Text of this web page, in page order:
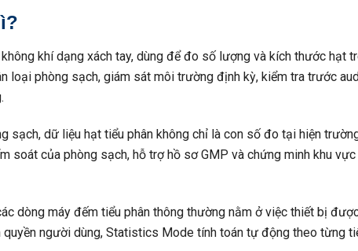
khí dạng xách tay, dùng để đo số lượng và kích thước hạt
loại phòng sạch, giám sát môi trường định kỳ, kiểm tra trước
sạch, dữ liệu hạt tiểu phân không chỉ là con số đo tại hiện
soát của phòng sạch, hỗ trợ hồ sơ GMP và chứng minh khu
dòng máy đếm tiểu phân thông thường nằm ở việc thiết bị
quyền người dùng, Statistics Mode tính toán tự động theo từng